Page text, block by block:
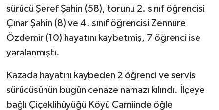
sürücü Şeref Şahin (58), torunu 2. sınıf öğrencisi
Çınar Şahin (8) ve 4. sınıf öğrencisi Zennure
Özdemir (10) hayatını kaybetmiş, 7 öğrenci ise
yaralanmıştı.
Kazada hayatını kaybeden 2 öğrenci ve servis
sürücüsünün bugün cenaze namazı kılındı. İlçeye
bağlı Çiçeklihüyüğü Köyü Camiinde öğle